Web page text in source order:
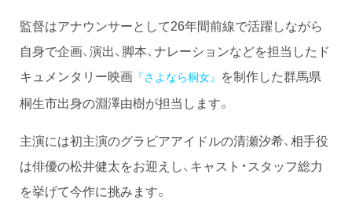
監督はアナウンサーとして26年間前線で活躍しながら
自身で企画、演出、脚本、ナレーションなどを担当したド
キュメンタリー映画 『さよなら桐女』
を制作した群馬県
桐生市出身の淵澤由樹が担当します。
主演には初主演のグラビアアイドルの清瀬汐希、相手役
は俳優の松井健太をお迎えし、キャスト・スタッフ総力
を挙げて今作に挑みます。